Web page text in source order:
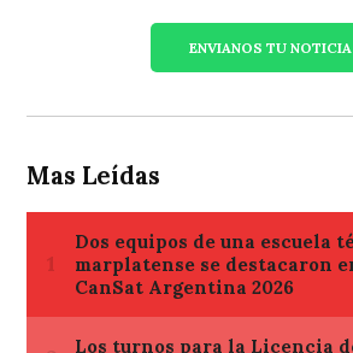
ENVIANOS TU NOTICIA
Mas Leídas